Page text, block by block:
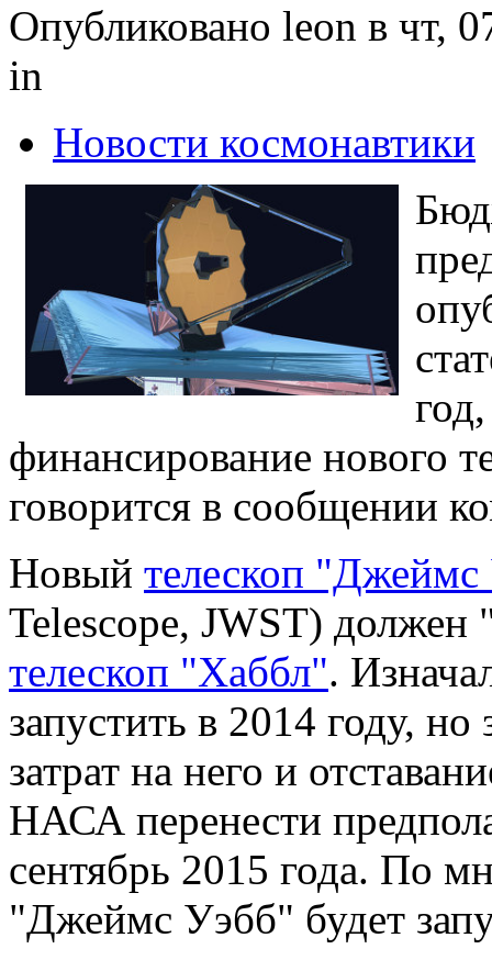
Опубликовано leon в чт,
in
Новости космонавтики
финансирование нового
говорится в сообщении
Новый телескоп
Telescope, JWST)
телескоп "Хаббл".
запустить в 2014 году,
затрат на него и
НАСА перенести
сентябрь 2015 года. По
"Джеймс Уэбб" будет